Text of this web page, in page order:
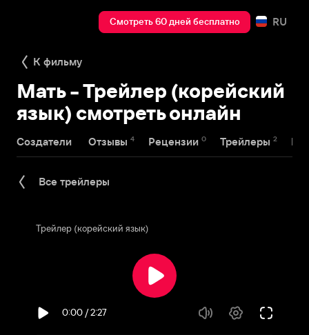
Смотреть 60 дней бесплатно RU
К фильму
Мать - Трейлер (корейский
язык) смотреть онлайн
Создатели Отзывы 4 Рецензии 0 Трейлеры 2
Все трейлеры